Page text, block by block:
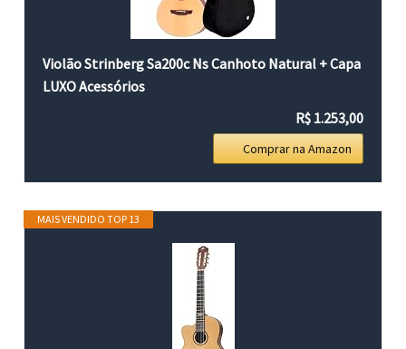
Violão Strinberg Sa200c Ns Canhoto Natural + Capa
LUXO Acessórios
R$ 1.253,00
Comprar na Amazon
MAIS VENDIDO TOP 13